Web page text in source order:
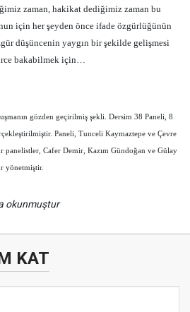
zaman, hakikat dediğimiz zaman bu
için her şeyden önce ifade özgürlüğünün
düşüncenin yaygın bir şekilde gelişmesi
bakabilmek için…
gözden geçirilmiş şekli. Dersim 38 Paneli, 8
Paneli, Tunceli Kaymaztepe ve Çevre
Cafer Demir, Kazım Gündoğan ve Gülay
yönetmiştir.
okunmuştur
KAT